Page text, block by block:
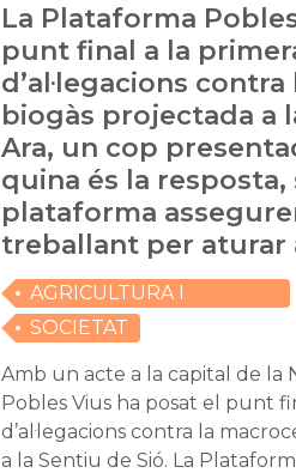
La Plataforma
punt final a la
d’al·legacions
biogàs projectada a
Ara, un cop
quina és la resposta,
plataforma
treballant per aturar
AGRICULTURA I
RAMADERIA
SOCIETAT
Amb un acte a la capital de la
Pobles Vius ha posat el punt
d’al·legacions contra la
a la Sentiu de Sió. La